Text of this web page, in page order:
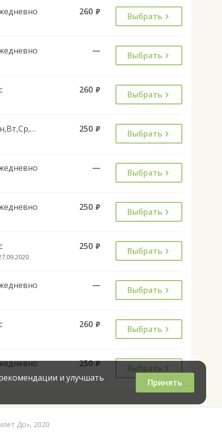
260 руб. Выбрать
— Выбрать
260 руб. Выбрать
Пн,Вт,Ср,Чт,Пт,Сб 250 руб. Выбрать
— Выбрать
250 руб. Выбрать
250 руб. Выбрать
— Выбрать
260 руб. Выбрать
250 руб.
Выбрать
и улучшать
Принять
До», 2020